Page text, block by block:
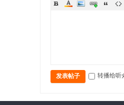
发表帖子 转播给听